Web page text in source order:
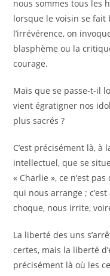
nous sommes tous les
lorsque le voisin se
l’irrévérence, on
blasphème ou la
courage.
​Mais que se passe-t-il
vient égratigner nos
plus sacrés ?
​C’est précisément là,
intellectuel, que se
« Charlie », ce n’est
qui nous arrange ;
choque, nous irrite,
​La liberté des uns
certes, mais la liberté
précisément là où les